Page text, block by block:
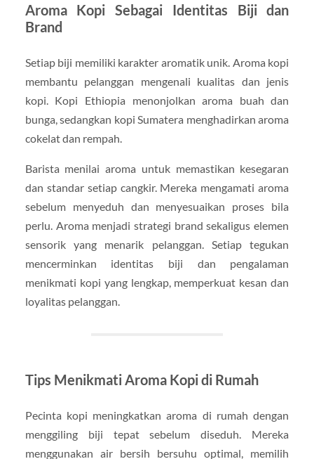
Aroma Kopi Sebagai Identitas Biji dan
Brand
Setiap biji memiliki karakter aromatik unik. Aroma kopi
membantu pelanggan mengenali kualitas dan jenis
kopi. Kopi Ethiopia menonjolkan aroma buah dan
bunga, sedangkan kopi Sumatera menghadirkan aroma
cokelat dan rempah.
Barista menilai aroma untuk memastikan kesegaran
dan standar setiap cangkir. Mereka mengamati aroma
sebelum menyeduh dan menyesuaikan proses bila
perlu. Aroma menjadi strategi brand sekaligus elemen
sensorik yang menarik pelanggan. Setiap tegukan
mencerminkan identitas biji dan pengalaman
menikmati kopi yang lengkap, memperkuat kesan dan
loyalitas pelanggan.
Tips Menikmati Aroma Kopi di Rumah
Pecinta kopi meningkatkan aroma di rumah dengan
menggiling biji tepat sebelum diseduh. Mereka
menggunakan air bersih bersuhu optimal, memilih